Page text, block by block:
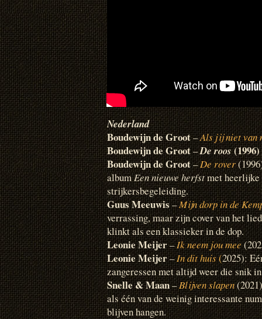
Nederland
Boudewijn de Groot–Als jij niet van
Boudewijn de Groot–De roos(1996)
Boudewijn de Groot–De rover
albumEen nieuwe herfstmet heerlijke
strijkersbegeleiding.
Guus Meeuwis–Mijn dorp in de
verrassing, maar zijn cover van het
klinkt als een klassieker in de dop.
Leonie Meijer–Ik neem jou mee
Leonie Meijer–In dit huis(2025):
zangeressen met altijd weer die snik
Snelle & Maan–Blijven slapen
als één van de weinig interessante
blijven hangen.